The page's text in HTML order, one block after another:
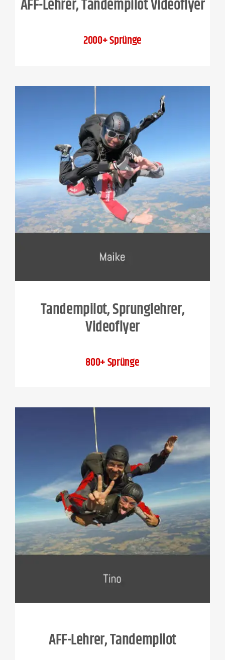
AFF-Lehrer, Tandempilot Videoflyer
2000+ Sprünge
Tandempilot, Sprunglehrer,
Videoflyer
800+ Sprünge
AFF-Lehrer, Tandempilot